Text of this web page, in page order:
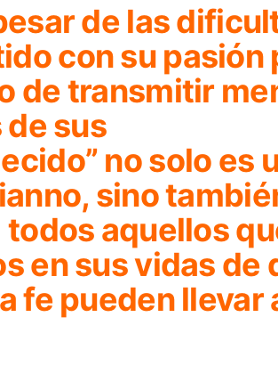
de las
con su pasión
de transmitir
sus
no solo es
sino
aquellos
en sus vidas de
fe pueden llevar